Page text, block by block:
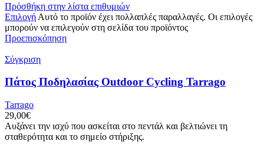
Πρόσθήκη στην λίστα επιθυμιών
Επιλογή Αυτό το προϊόν έχει πολλαπλές παραλλαγές. Οι επιλογές
μπορούν να επιλεγούν στη σελίδα του προϊόντος
Προεπισκόπηση
Σύγκριση
Πάτος Ποδηλασίας Outdoor Cycling Tarrago
Tarrago
29,00€
Αυξάνει την ισχύ που ασκείται στο πεντάλ και βελτιώνει τη
σταθερότητα και το σημείο στήριξης.